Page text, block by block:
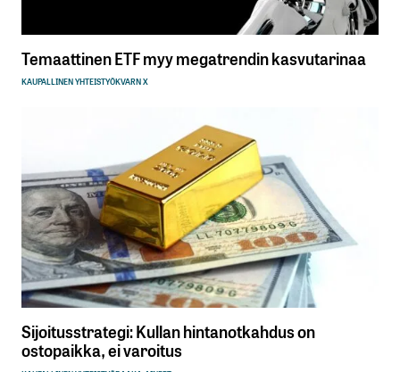
Temaattinen ETF myy megatrendin kasvutarinaa
KAUPALLINEN YHTEISTYÖKVARN X
Sijoitusstrategi: Kullan hintanotkahdus on
ostopaikka, ei varoitus